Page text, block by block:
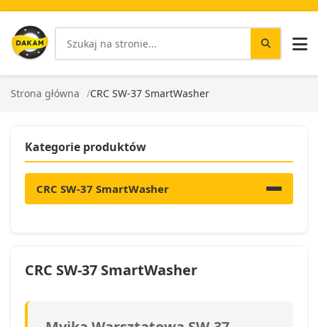
Strona główna CRC SW-37 SmartWasher
Kategorie produktów
CRC SW-37 SmartWasher
CRC SW-37 SmartWasher